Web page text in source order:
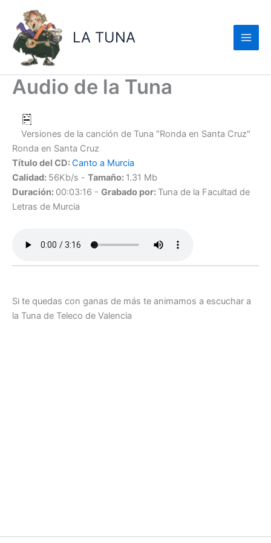
contenido
LA TUNA
Audio de la Tuna
Versiones de la canción de Tuna "Ronda en Santa Cruz"
Ronda en Santa Cruz
Título del CD:Canto a Murcia
Calidad: 56Kb/s - Tamaño: 1.31 Mb
Duración: 00:03:16 - Grabado por: Tuna de la Facultad de
Letras de Murcia
Si te quedas con ganas de más te animamos a escuchar a
la Tuna de Teleco de Valencia